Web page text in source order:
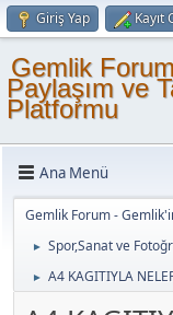
Giriş Yap Kayıt
Gemlik
Paylaşım ve
Platformu
Ana Menü
Gemlik Forum -
► Spor,Sanat ve
► A4 KAGITIYLA